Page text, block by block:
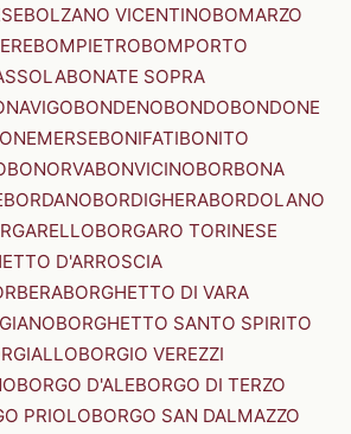
BOLZANO VICENTINOBOMARZO
BOMPIETROBOMPORTO
BONATE SOPRA
BONDENOBONDOBONDONE
BONIFATIBONITO
BONORVABONVICINOBORBONA
BORDANOBORDIGHERABORDOLANO
BORGARO TORINESE
D'ARROSCIA
BORGHETTO DI VARA
BORGHETTO SANTO SPIRITO
BORGIO VEREZZI
BORGO D'ALEBORGO DI TERZO
PRIOLOBORGO SAN DALMAZZO